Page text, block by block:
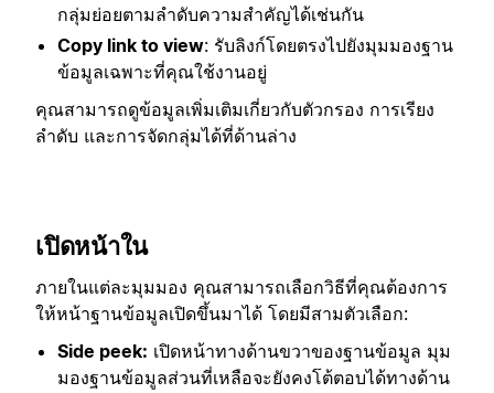
กลุ่มย่อยตามลำดับความสำคัญได้เช่นกัน
Copy link to view: รับลิงก์โดยตรงไปยังมุมมองฐาน
ข้อมูลเฉพาะที่คุณใช้งานอยู่
คุณสามารถดูข้อมูลเพิ่มเติมเกี่ยวกับตัวกรอง การเรียง
ลำดับ และการจัดกลุ่มได้ที่ด้านล่าง
เปิดหน้าใน
ภายในแต่ละมุมมอง คุณสามารถเลือกวิธีที่คุณต้องการ
ให้หน้าฐานข้อมูลเปิดขึ้นมาได้ โดยมีสามตัวเลือก:
Side peek: เปิดหน้าทางด้านขวาของฐานข้อมูล มุม
มองฐานข้อมูลส่วนที่เหลือจะยังคงโต้ตอบได้ทางด้าน